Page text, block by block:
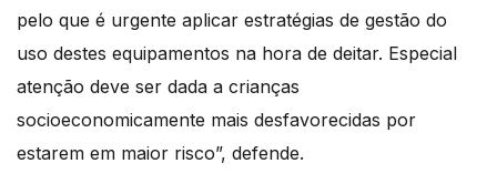
pelo que é urgente aplicar estratégias de gestão do
uso destes equipamentos na hora de deitar. Especial
atenção deve ser dada a crianças
socioeconomicamente mais desfavorecidas por
estarem em maior risco”, defende.